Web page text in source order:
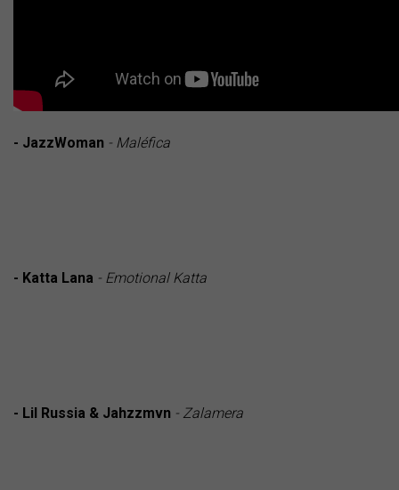
- JazzWoman - Maléfica
- Katta Lana - Emotional Katta
- Lil Russia & Jahzzmvn - Zalamera